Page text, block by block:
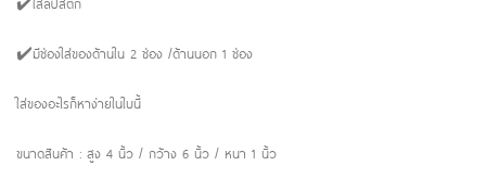
✔️มีช่องใส่ของด้านใน 2 ช่อง /ด้านนอก 1 ช่อง
ใส่ของอะไรก็หาง่ายในใบนี้
ขนาดสินค้า : สูง 4 นิ้ว / กว้าง 6 นิ้ว / หนา 1 นิ้ว